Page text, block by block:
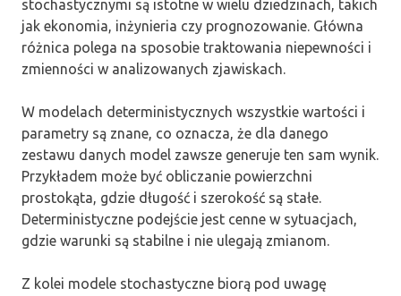
stochastycznymi są istotne w wielu dziedzinach, takich
jak ekonomia, inżynieria czy prognozowanie. Główna
różnica polega na sposobie traktowania niepewności i
zmienności w analizowanych zjawiskach.
W modelach deterministycznych wszystkie wartości i
parametry są znane, co oznacza, że dla danego
zestawu danych model zawsze generuje ten sam wynik.
Przykładem może być obliczanie powierzchni
prostokąta, gdzie długość i szerokość są stałe.
Deterministyczne podejście jest cenne w sytuacjach,
gdzie warunki są stabilne i nie ulegają zmianom.
Z kolei modele stochastyczne biorą pod uwagę